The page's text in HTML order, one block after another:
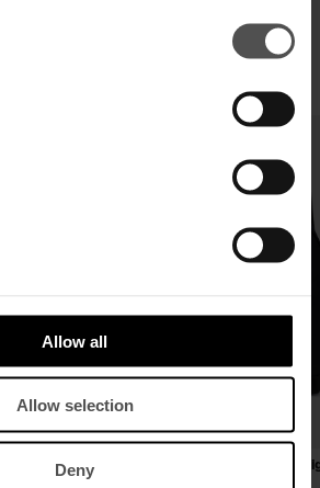
Allow all
Allow selection
Deny
in crêpe di
Medium backpack in nylon